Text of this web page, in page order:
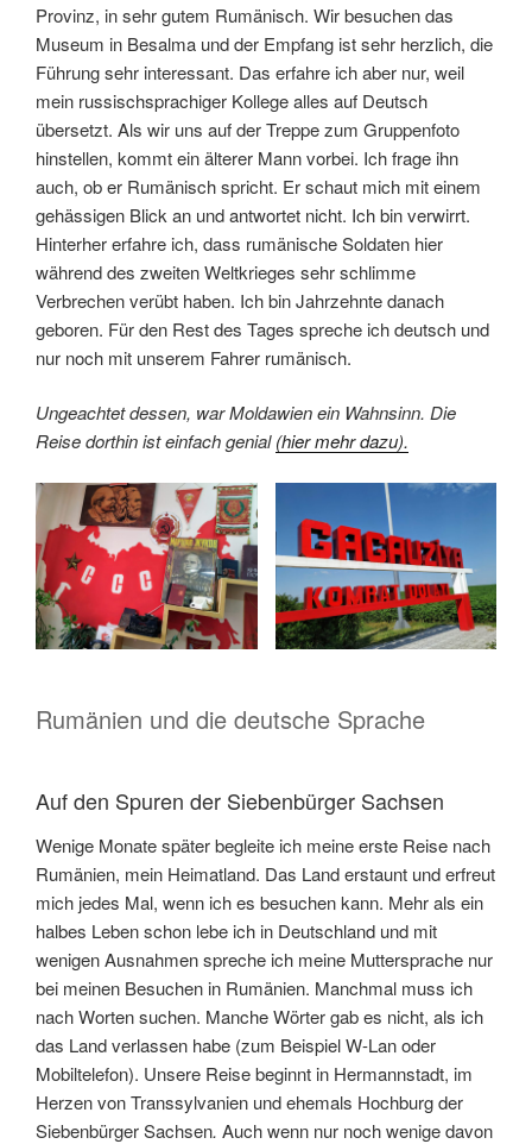
Provinz, in sehr gutem Rumänisch. Wir besuchen das
Museum in Besalma und der Empfang ist sehr herzlich, die
Führung sehr interessant. Das erfahre ich aber nur, weil
mein russischsprachiger Kollege alles auf Deutsch
übersetzt. Als wir uns auf der Treppe zum Gruppenfoto
hinstellen, kommt ein älterer Mann vorbei. Ich frage ihn
auch, ob er Rumänisch spricht. Er schaut mich mit einem
gehässigen Blick an und antwortet nicht. Ich bin verwirrt.
Hinterher erfahre ich, dass rumänische Soldaten hier
während des zweiten Weltkrieges sehr schlimme
Verbrechen verübt haben. Ich bin Jahrzehnte danach
geboren. Für den Rest des Tages spreche ich deutsch und
nur noch mit unserem Fahrer rumänisch.
Ungeachtet dessen, war Moldawien ein Wahnsinn. Die
Reise dorthin ist einfach genial(hier mehr dazu).
Rumänien und die deutsche Sprache
Auf den Spuren der Siebenbürger Sachsen
Wenige Monate später begleite ich meine erste Reise nach
Rumänien, mein Heimatland. Das Land erstaunt und erfreut
mich jedes Mal, wenn ich es besuchen kann. Mehr als ein
halbes Leben schon lebe ich in Deutschland und mit
wenigen Ausnahmen spreche ich meine Muttersprache nur
bei meinen Besuchen in Rumänien. Manchmal muss ich
nach Worten suchen. Manche Wörter gab es nicht, als ich
das Land verlassen habe (zum Beispiel W-Lan oder
Mobiltelefon). Unsere Reise beginnt in Hermannstadt, im
Herzen von Transsylvanien und ehemals Hochburg der
Siebenbürger Sachsen. Auch wenn nur noch wenige davon